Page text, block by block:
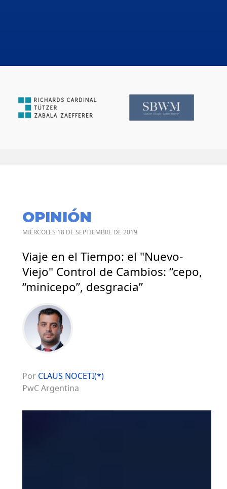
OPINIÓN
MIÉRCOLES 18 DE SEPTIEMBRE DE 2019
Viaje en el Tiempo: el "Nuevo-
Viejo"​ Control de Cambios: “cepo,
“minicepo”, desgracia”
Por CLAUS NOCETI(*)
PwC Argentina